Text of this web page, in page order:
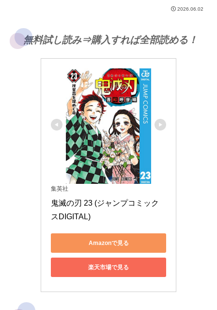
2026.06.02
無料試し読み⇒購入すれば全部読める！
集英社
鬼滅の刃 23 (ジャンプコミック
スDIGITAL)
Amazonで見る
楽天市場で見る